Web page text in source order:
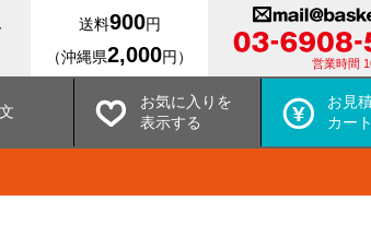
送料900円
（沖縄県2,000円） 営業時間
お気に入りを
表示する
お見
カート